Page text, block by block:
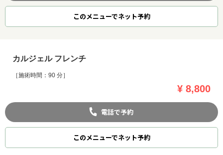
このメニューでネット予約
カルジェル フレンチ
［施術時間：90 分］
¥ 8,800
電話で予約
このメニューでネット予約